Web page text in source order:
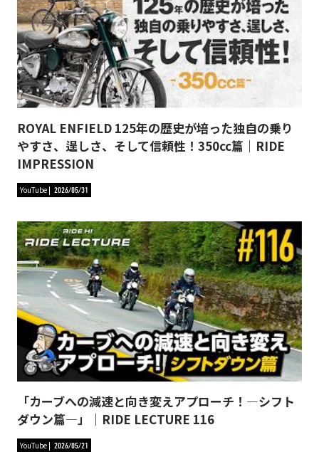
ROYAL ENFIELD 125年の歴史が培った独自の乗り
やすさ、逞しさ、そして信頼性！350cc篇｜RIDE
IMPRESSION
YouTube 2026/05/31
「カーブへの減速と向き変えアプローチ！―シフト
ダウン篇―」｜RIDE LECTURE 116
YouTube 2026/05/21